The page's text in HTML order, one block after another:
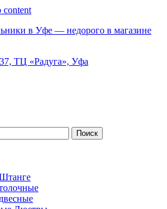
content
в Уфе — недорого в магазине
ТЦ «Радуга», Уфа